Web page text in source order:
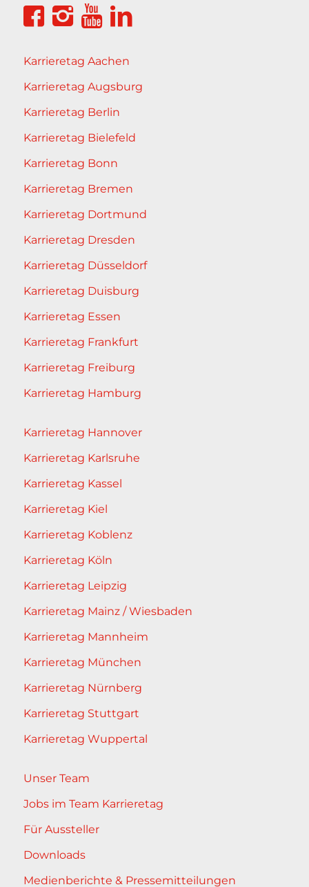
Karrieretag Aachen
Karrieretag Augsburg
Karrieretag Berlin
Karrieretag Bielefeld
Karrieretag Bonn
Karrieretag Bremen
Karrieretag Dortmund
Karrieretag Dresden
Karrieretag Düsseldorf
Karrieretag Duisburg
Karrieretag Essen
Karrieretag Frankfurt
Karrieretag Freiburg
Karrieretag Hamburg
Karrieretag Hannover
Karrieretag Karlsruhe
Karrieretag Kassel
Karrieretag Kiel
Karrieretag Koblenz
Karrieretag Köln
Karrieretag Leipzig
Karrieretag Mainz / Wiesbaden
Karrieretag Mannheim
Karrieretag München
Karrieretag Nürnberg
Karrieretag Stuttgart
Karrieretag Wuppertal
Unser Team
Jobs im Team Karrieretag
Für Aussteller
Downloads
Medienberichte & Pressemitteilungen